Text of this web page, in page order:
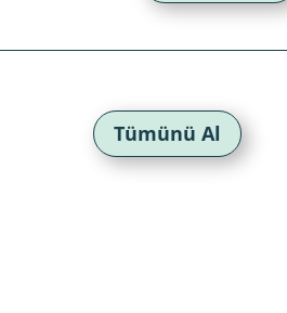
Tümünü Al